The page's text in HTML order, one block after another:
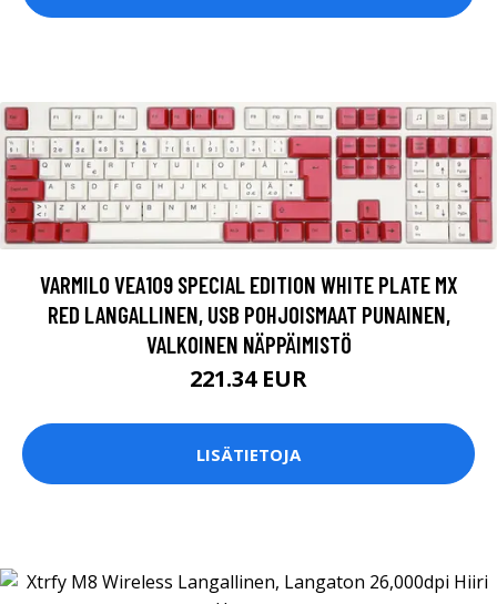
VARMILO VEA109 SPECIAL EDITION WHITE PLATE MX
RED LANGALLINEN, USB POHJOISMAAT PUNAINEN,
VALKOINEN NÄPPÄIMISTÖ
221.34 EUR
LISÄTIETOJA